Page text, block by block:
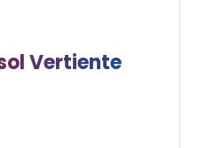
Vertiente